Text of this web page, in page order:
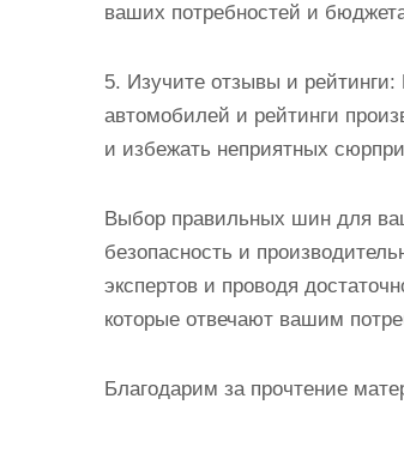
ваших потребностей и
5. Изучите отзывы и
автомобилей и рейтинги
и избежать неприятных
Выбор правильных шин для
безопасность и
экспертов и проводя
которые отвечают вашим
Благодарим за прочтение